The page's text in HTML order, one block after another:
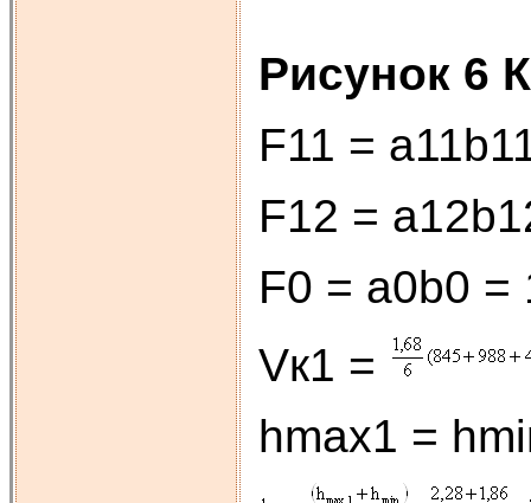
Рисунок 6
F11 =
F12 =
F0 = а0b0
Vк1 =
hmax1 =